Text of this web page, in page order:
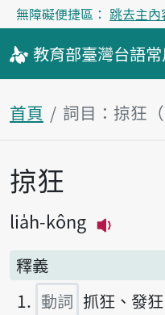
無障礙便捷區： 跳去主內
教育部臺灣台語
首頁 詞目：掠狂（
主內容區塊
掠狂
lia̍h-kông
釋義
動詞 抓狂、發